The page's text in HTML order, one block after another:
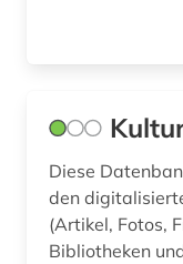
Diese
den
(Artikel, Fotos,
Bibliotheken